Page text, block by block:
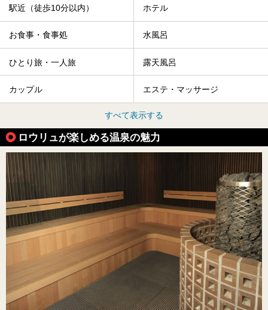
駅近（徒歩10分以内） ホテル
お食事・食事処 水風呂
ひとり旅・一人旅 露天風呂
カップル エステ・マッサージ
すべて表示する
ロウリュが楽しめる温泉の魅力